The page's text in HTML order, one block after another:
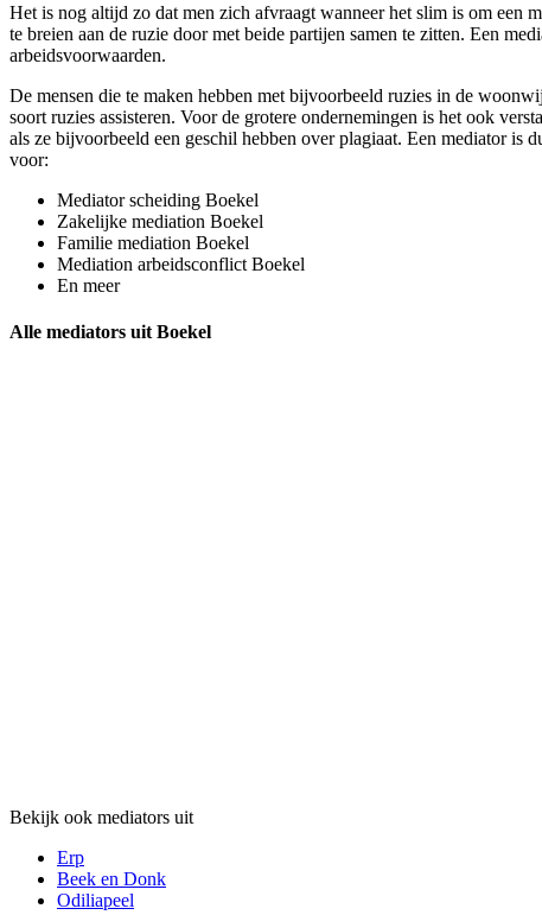
Het is nog altijd zo dat men zich afvraagt wanneer het slim is om een
te breien aan de ruzie door met beide partijen samen te zitten. Een
arbeidsvoorwaarden.
De mensen die te maken hebben met bijvoorbeeld ruzies in de
soort ruzies assisteren. Voor de grotere ondernemingen is het ook
als ze bijvoorbeeld een geschil hebben over plagiaat. Een mediator
voor:
Mediator scheiding Boekel
Zakelijke mediation Boekel
Familie mediation Boekel
Mediation arbeidsconflict Boekel
En meer
Alle mediators uit Boekel
Bekijk ook mediators uit
Erp
Beek en Donk
Odiliapeel